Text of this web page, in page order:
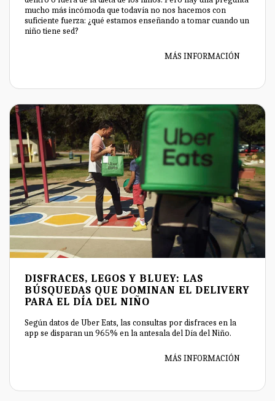
mucho más incómoda que todavía no nos hacemos con
suficiente fuerza: ¿qué estamos enseñando a tomar cuando un
niño tiene sed?
MÁS INFORMACIÓN
DISFRACES, LEGOS Y BLUEY: LAS
BÚSQUEDAS QUE DOMINAN EL DELIVERY
PARA EL DÍA DEL NIÑO
Según datos de Uber Eats, las consultas por disfraces en la
app se disparan un 965% en la antesala del Día del Niño.
MÁS INFORMACIÓN